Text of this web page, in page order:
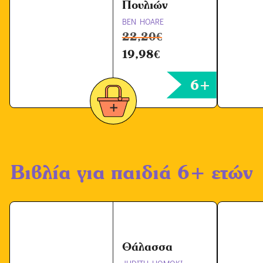
Πουλιών
BEN HOARE
22,20€
19,98€
6+
Βιβλία για παιδιά 6+ ετών
Θάλασσα